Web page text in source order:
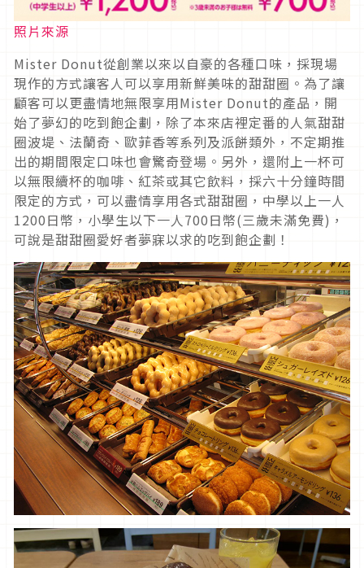
照片來源
Mister Donut從創業以來以自豪的各種口味，採現場
現作的方式讓客人可以享用新鮮美味的甜甜圈。為了讓
顧客可以更盡情地無限享用Mister Donut的產品，開
始了夢幻的吃到飽企劃，除了本來店裡定番的人氣甜甜
圈波堤、法蘭奇、歐菲香等系列及派餅類外，不定期推
出的期間限定口味也會驚奇登場。另外，還附上一杯可
以無限續杯的咖啡、紅茶或其它飲料，採六十分鐘時間
限定的方式，可以盡情享用各式甜甜圈，中學以上一人
1200日幣，小學生以下一人700日幣(三歲未滿免費)，
可說是甜甜圈愛好者夢寐以求的吃到飽企劃！